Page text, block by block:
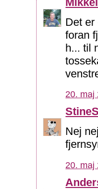
Det
foran
h... til
20. maj
Nej
20. maj